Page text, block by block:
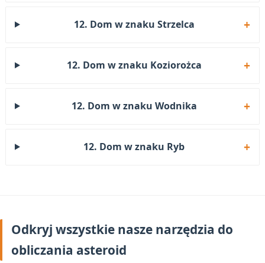
12. Dom w znaku Strzelca
12. Dom w znaku Koziorożca
12. Dom w znaku Wodnika
12. Dom w znaku Ryb
Odkryj wszystkie nasze narzędzia do
obliczania asteroid